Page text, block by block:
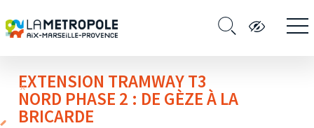
GRANDS PROJETS
EXTENSION TRAMWAY T3
NORD PHASE 2 : DE GÈZE À LA
BRICARDE